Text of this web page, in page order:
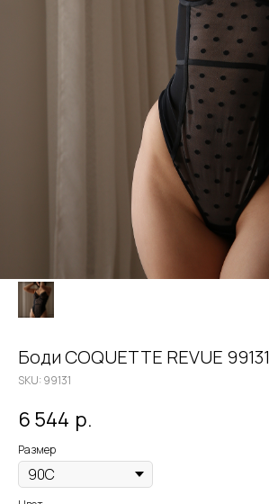
Боди COQUETTE REVUE 99131
SKU: 99131
6 544 р.
Размер